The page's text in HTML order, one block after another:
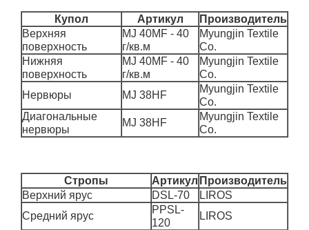
Купол Артикул
Производитель
Верхняя
поверхность
MJ 40MF - 40
г/кв.м
Myungjin Textile
Co.
Нижняя
поверхность
MJ 40MF - 40
г/кв.м
Myungjin Textile
Co.
Нервюры
MJ 38HF
Myungjin Textile
Co.
Диагональные
нервюры
MJ 38HF
Myungjin Textile
Co.
Стропы Артикул Производитель
Верхний ярус
DSL-70
LIROS
Средний ярус
PPSL-
120
LIROS